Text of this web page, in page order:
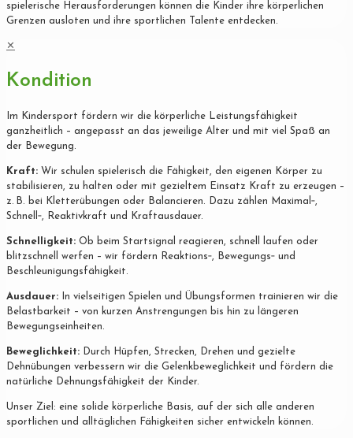
spielerische Herausforderungen können die Kinder ihre körperlichen
Grenzen ausloten und ihre sportlichen Talente entdecken.
✕
Kondition
Im Kindersport fördern wir die körperliche Leistungsfähigkeit
ganzheitlich – angepasst an das jeweilige Alter und mit viel Spaß an
der Bewegung.
Kraft: Wir schulen spielerisch die Fähigkeit, den eigenen Körper zu
stabilisieren, zu halten oder mit gezieltem Einsatz Kraft zu erzeugen –
z. B. bei Kletterübungen oder Balancieren. Dazu zählen Maximal‐,
Schnell‐, Reaktivkraft und Kraftausdauer.
Schnelligkeit: Ob beim Startsignal reagieren, schnell laufen oder
blitzschnell werfen – wir fördern Reaktions‐, Bewegungs‐ und
Beschleunigungsfähigkeit.
Ausdauer: In vielseitigen Spielen und Übungsformen trainieren wir die
Belastbarkeit – von kurzen Anstrengungen bis hin zu längeren
Bewegungseinheiten.
Beweglichkeit: Durch Hüpfen, Strecken, Drehen und gezielte
Dehnübungen verbessern wir die Gelenkbeweglichkeit und fördern die
natürliche Dehnungsfähigkeit der Kinder.
Unser Ziel: eine solide körperliche Basis, auf der sich alle anderen
sportlichen und alltäglichen Fähigkeiten sicher entwickeln können.